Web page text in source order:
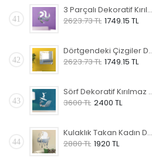
41
3 Parçalı Dekoratif Kırılmaz Ayna
2623.73 TL 1749.15 TL
42
Dörtgendeki
2623.73 TL 1749.15 TL
43
Sörf
3600 TL 2400 TL
44
Kulaklık Takan Kadın Dekoratif Kırılmaz Ayna
2880 TL 1920 TL